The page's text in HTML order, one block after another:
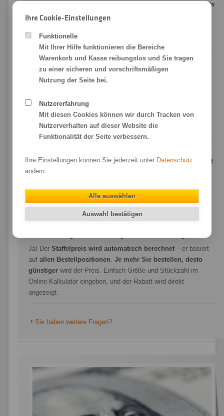
Foto- und Posterdrucke, Porträts
und Ausstellungen kürzerer Dauer
attraktivsten Preis in unserem Hahnemühle-Sortiment.
Worin unterscheidet sich Photo Matt Fibre von Photo
Baumwolle
(308 g/m²) mit höchster Archivqualität für Galerie-
und Sammlerdrucke. Photo Matt Fibre ist leichter,
zellulosebasiert und deutlich günstiger – die richtige Wahl für
den täglichen Einsatz und hochwertige Posterdrucke.
Welche Formate und Größen bieten Sie für Drucke auf
Hahnemühle Photo Matt Fibre an?
bis zu einer Größe von 105 x 250 cm
Wunschformat.
Ja! Der Staffelpreis wird automatisch berechnet – er basiert
auf allen Bestellpositionen. Je mehr Sie bestellen, desto
günstiger wird der Preis. Einfach Größe und Stückzahl im
Online-Kalkulator eingeben, und der Rabatt wird direkt
angezeigt.
Sie haben weitere Fragen?
Ihre Cookie-Einstellungen
Funktionelle
Mit Ihrer Hilfe funktionieren die Bereiche
Warenkorb und Kasse reibungslos und Sie tragen
zu einer sicheren und vorschriftsmäßigen
Nutzung der Seite bei.
Nutzererfahrung
Mit diesen Cookies können wir durch Tracken von
Nutzerverhalten auf dieser Website die
Funktionalität der Seite verbessern.
Ihre Einstellungen können Sie jederzeit unter Datenschutz
ändern.
Alle auswählen
Auswahl bestätigen